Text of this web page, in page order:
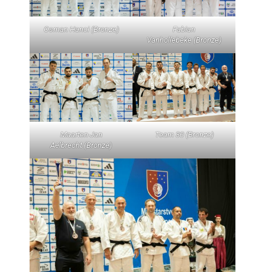
Osman Hanci (Bronze)
Fabian
Vanhollebeke (Bronze)
Maarten-Jan
Aelbrecht (Bronze)
Team 30 (Bronze)